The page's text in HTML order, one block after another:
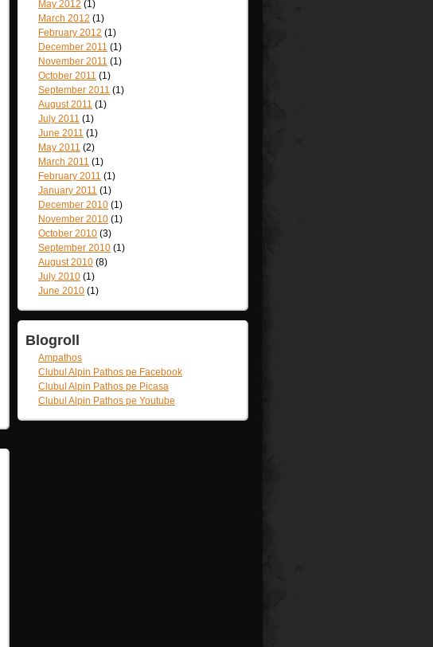
May 2012 (1)
March 2012 (1)
February 2012 (1)
December 2011 (1)
November 2011 (1)
October 2011 (1)
September 2011 (1)
August 2011 (1)
July 2011 (1)
June 2011 (1)
May 2011 (2)
March 2011 (1)
February 2011 (1)
January 2011 (1)
December 2010 (1)
November 2010 (1)
October 2010 (3)
September 2010 (1)
August 2010 (8)
July 2010 (1)
June 2010 (1)
Blogroll
Ampathos
Clubul Alpin Pathos pe Facebook
Clubul Alpin Pathos pe Picasa
Clubul Alpin Pathos pe Youtube